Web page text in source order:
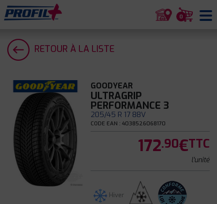
0
RETOUR À LA LISTE
GOODYEAR
ULTRAGRIP
PERFORMANCE 3
205/45 R 17 88V
CODE EAN : 4038526068170
172.90€TTC
l'unité
Hiver